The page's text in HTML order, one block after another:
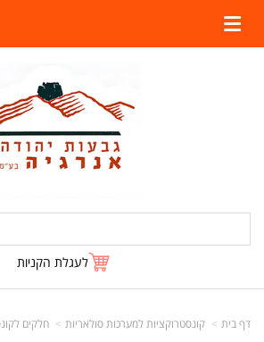
לעגלת הקניות
דף בית קונסטרוקציות למערכות סולאריות חלקים